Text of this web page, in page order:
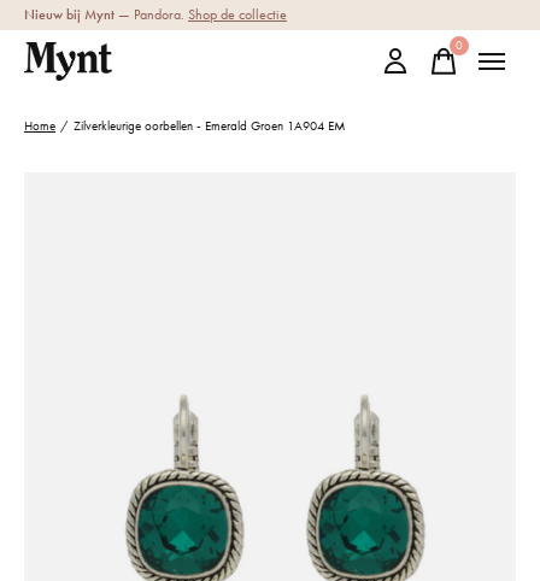
Nieuw bij Mynt — Pandora. Shop de collectie
0items
Home / Zilverkleurige oorbellen - Emerald Groen 1A904 EM